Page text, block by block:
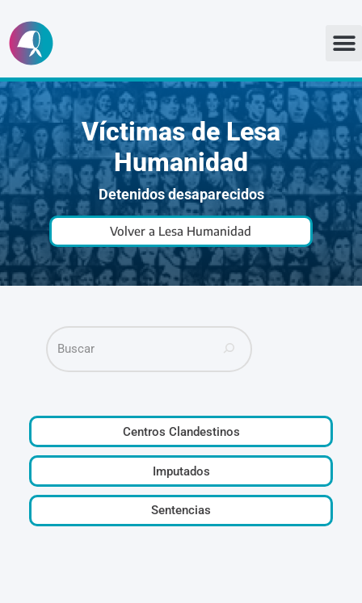
Ir
al
contenido
Víctimas de Lesa
Humanidad
Detenidos desaparecidos
Volver a Lesa Humanidad
Centros Clandestinos
Imputados
Sentencias